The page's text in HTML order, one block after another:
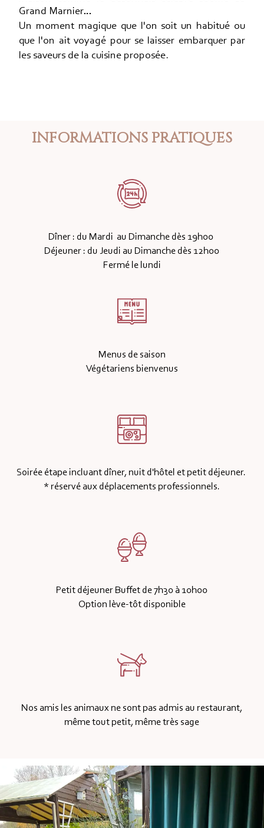
Grand Marnier…
Un moment magique que l'on soit un habitué ou
que l'on ait voyagé pour se laisser embarquer par
les saveurs de la cuisine proposée.
INFORMATIONS PRATIQUES
Dîner : du Mardi au Dimanche dès 19h00
Déjeuner : du Jeudi au Dimanche dès 12h00
Fermé le lundi
Menus de saison
Végétariens bienvenus
Soirée étape incluant dîner, nuit d'hôtel et petit déjeuner.
* réservé aux déplacements professionnels.
Petit déjeuner Buffet de 7h30 à 10h00
Option lève-tôt disponible
Nos amis les animaux ne sont pas admis au restaurant,
même tout petit, même très sage